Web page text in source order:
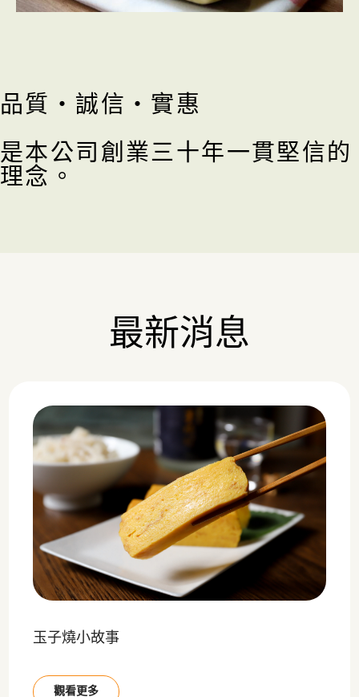
品質・誠信・實惠
是本公司創業三十年一貫堅信的
理念。
最新消息
玉子燒小故事
觀看更多